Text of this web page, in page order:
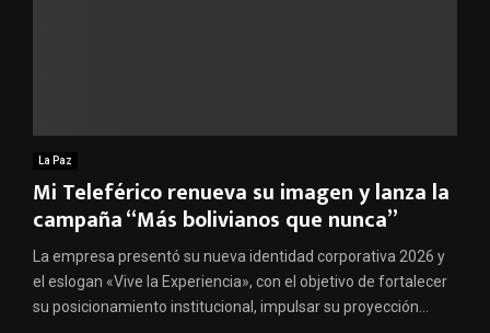
La Paz
Mi Teleférico renueva su imagen y lanza la
campaña “Más bolivianos que nunca”
La empresa presentó su nueva identidad corporativa 2026 y
el eslogan «Vive la Experiencia», con el objetivo de fortalecer
su posicionamiento institucional, impulsar su proyección...